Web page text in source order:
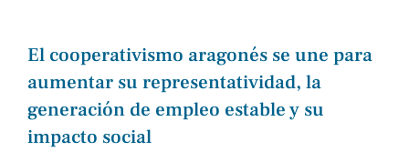
El cooperativismo aragonés se une para
aumentar su representatividad, la
generación de empleo estable y su
impacto social